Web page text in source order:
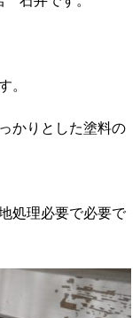
。
かりとした塗料の
処理必要で必要で